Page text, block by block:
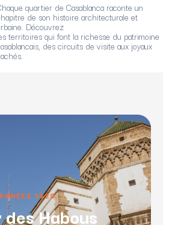
quartier de Casablanca raconte un
de son histoire architecturale et
Découvrez
territoires qui font la richesse du patrimoine
des circuits de visite aux joyaux
1920
Habous